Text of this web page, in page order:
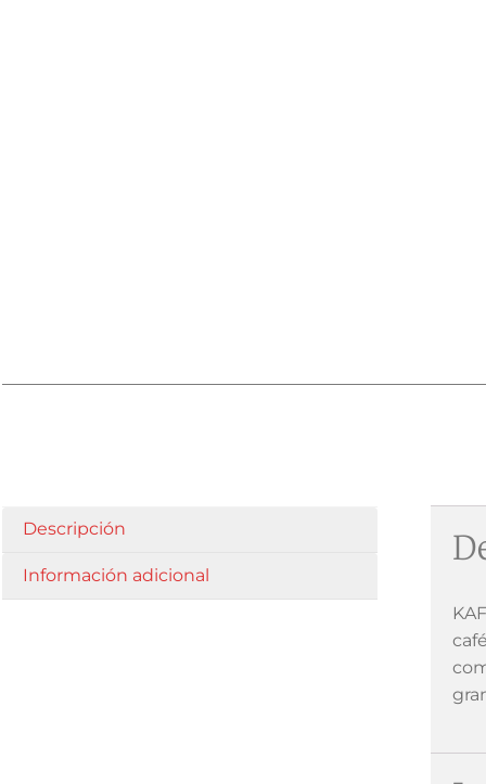
Descripción
Información adicional